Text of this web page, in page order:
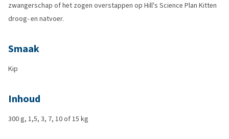
zwangerschap of het zogen overstappen op Hill's Science Plan Kitten
droog- en natvoer.
Smaak
Kip
Inhoud
300 g, 1,5, 3, 7, 10 of 15 kg